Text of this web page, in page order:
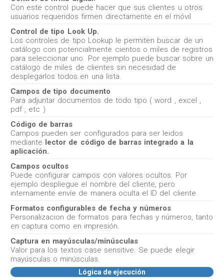
Con este control puede hacer que sus clientes u otros
usuarios requeridos firmen directamente en el móvil
Control de tipo Look Up.
Los controles de tipo Lookup le permiten buscar de un
catálogo con potencialmente cientos o miles de registros
para seleccionar uno. Por ejemplo puede buscar sobre un
catálogo de miles de clientes sin necesidad de
desplegarlos todos en una lista.
Campos de tipo documento
Para adjuntar documentos de todo tipo ( word , excel ,
pdf , etc )
Código de barras
Campos pueden ser configurados para ser leidos
mediante lector de código de barras integrado a la
aplicación.
Campos ocultos
Puede configurar campos con valores ocultos. Por
ejemplo despliegue el nombre del cliente, pero
internamente envíe de manera oculta el ID del cliente.
Formatos configurables de fecha y números
Personalizacion de formatos para fechas y números, tanto
en captura como en impresión.
Captura en mayúsculas/minúsculas
Valor para los textos case sensitive. Se puede elegir
mayúsculas o minúsculas.
Lógica de ejecución